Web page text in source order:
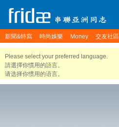
新聞&特寫 時尚娛樂 Money 交友社區
Please select your preferred language.
請選擇你慣用的語言。
请选择你惯用的语言。